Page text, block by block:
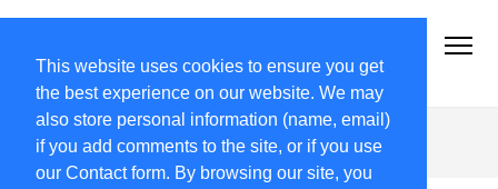
This website uses cookies to ensure you get
the best experience on our website. We may
also store personal information (name, email)
if you add comments to the site, or if you use
our Contact form. By browsing our site, you
#Cultura #Turismo #Eventi #Territorio-FVG
Enoteca di Cormons